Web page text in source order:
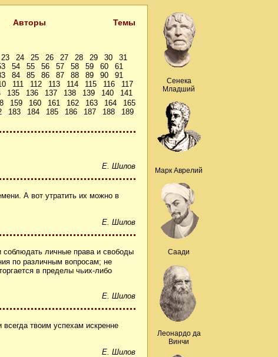
Авторы Темы
23 24 25 26 27 28 29 30
31
54 55 56 57 58 59 60
61
84 85 86 87 88 89 90
91
111 112 113 114 115 116
117
135 136 137 138 139 140
141
159 160 161 162 163 164
165
183 184 185 186 187 188
189
Е. Шилов
А вот утратить их можно в
Е. Шилов
соблюдать личные права и свободы
по различным вопросам; не
в пределы чьих-либо
Е. Шилов
твоим успехам искренне
Е. Шилов
Сенека
Младший
Марк Аврелий
Саади
Леонардо да
Винчи